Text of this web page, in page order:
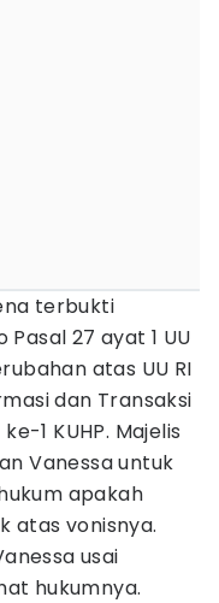
terbukti
27 ayat 1 UU
atas UU RI
dan Transaksi
1 KUHP. Majelis
Vanessa untuk
apakah
atas vonisnya.
usai
hukumnya.